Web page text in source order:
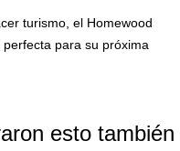
turismo, el Homewood
para su próxima
esto también